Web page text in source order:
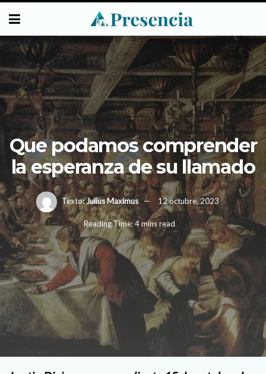
Que podamos comprender
la esperanza de su llamado
Texto:Julius Maximus 12 octubre, 2023
Reading Time: 4 mins read